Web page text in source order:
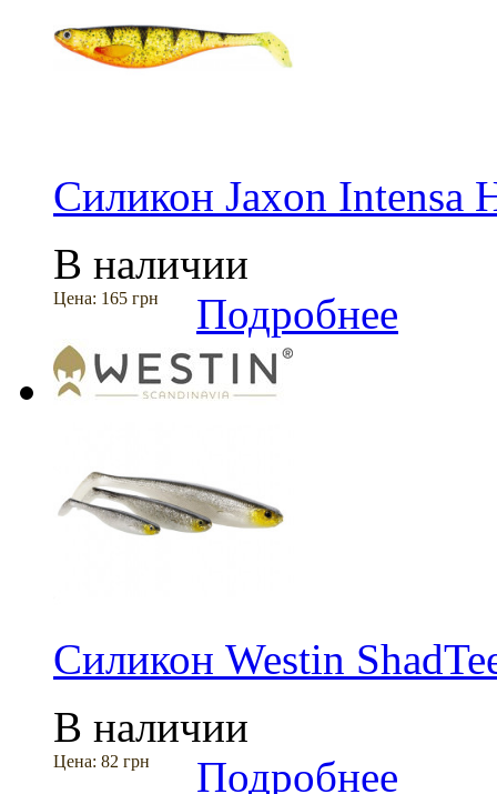
Силикон Jaxon Intensa
В наличии
Цена: 165 грн Подробнее
Силикон Westin
В наличии
Цена: 82 грн Подробнее